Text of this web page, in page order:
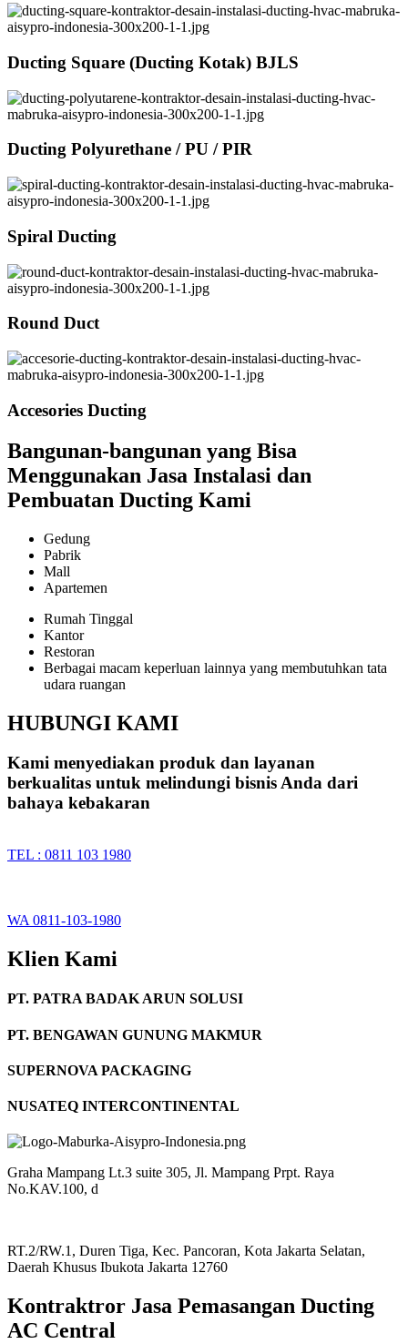
Ducting Square (Ducting Kotak) BJLS
Ducting Polyurethane / PU / PIR
Spiral Ducting
Round Duct
Accesories Ducting
Bangunan-bangunan yang Bisa
Menggunakan Jasa Instalasi dan
Pembuatan Ducting Kami
Gedung
Pabrik
Mall
Apartemen
Rumah Tinggal
Kantor
Restoran
Berbagai macam keperluan lainnya yang membutuhkan tata
udara ruangan
HUBUNGI KAMI
Kami menyediakan produk dan layanan
berkualitas untuk melindungi bisnis Anda dari
bahaya kebakaran
TEL : 0811 103 1980
WA 0811-103-1980
Klien Kami
PT. PATRA BADAK ARUN SOLUSI
PT. BENGAWAN GUNUNG MAKMUR
SUPERNOVA PACKAGING
NUSATEQ INTERCONTINENTAL
Graha Mampang Lt.3 suite 305, Jl. Mampang Prpt. Raya
No.KAV.100, d
RT.2/RW.1, Duren Tiga, Kec. Pancoran, Kota Jakarta Selatan,
Daerah Khusus Ibukota Jakarta 12760
Kontraktror Jasa Pemasangan Ducting
AC Central